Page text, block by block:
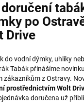
po
Drive
do vodní dýmky, uhlíky
Tabák přinášíme
zákazníkům z Ostravy.
prostřednictvím Wolt
doručena už